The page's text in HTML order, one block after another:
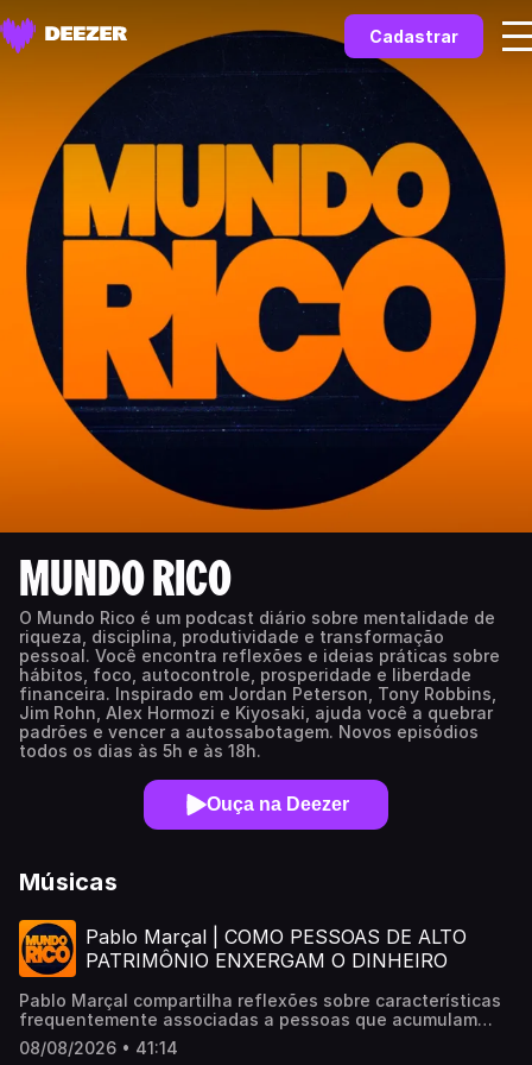
Cadastrar
MUNDO RICO
O Mundo Rico é um podcast diário sobre mentalidade de
riqueza, disciplina, produtividade e transformação
pessoal. Você encontra reflexões e ideias práticas sobre
hábitos, foco, autocontrole, prosperidade e liberdade
financeira. Inspirado em Jordan Peterson, Tony Robbins,
Jim Rohn, Alex Hormozi e Kiyosaki, ajuda você a quebrar
padrões e vencer a autossabotagem. Novos episódios
todos os dias às 5h e às 18h.
Ouça na Deezer
Músicas
Pablo Marçal | COMO PESSOAS DE ALTO
PATRIMÔNIO ENXERGAM O DINHEIRO
Pablo Marçal compartilha reflexões sobre características
frequentemente associadas a pessoas que acumulam
patrimônio ao longo da vida. Entre elas estão a
valorização do aprendizado contínuo, o foco na geração
08/08/2026 • 41:14